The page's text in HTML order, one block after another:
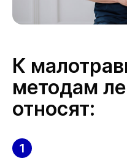
К
методам
относят: